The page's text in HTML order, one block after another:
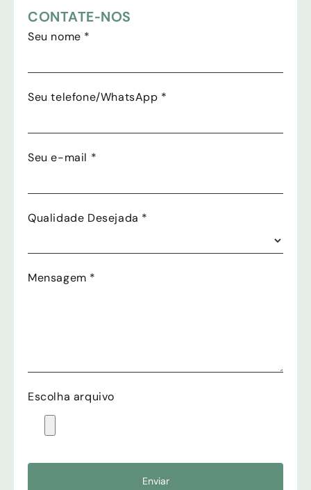
CONTATE-NOS
Seu nome *
Seu telefone/WhatsApp *
Seu e-mail *
Qualidade Desejada *
Mensagem *
Escolha arquivo
Enviar